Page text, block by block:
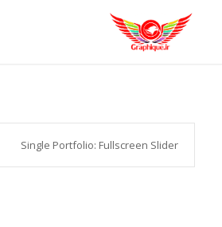
Single Portfolio: Fullscreen Slider